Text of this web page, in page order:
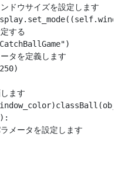
ドウサイズを設定します
する
タを定義します
ます
メータを設定します